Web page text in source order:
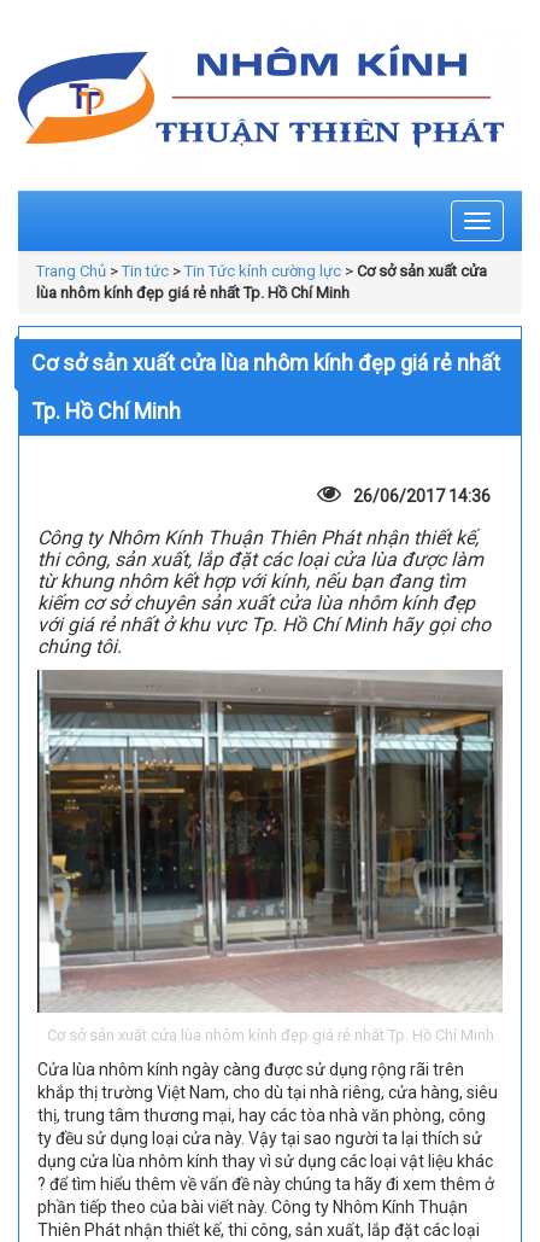
Toggle
Trang Chủ > Tin tức > Tin Tức kính cường lực > Cơ sở sản xuất cửa
lùa nhôm kính đẹp giá rẻ nhất Tp. Hồ Chí Minh
Cơ sở sản xuất cửa lùa nhôm kính đẹp giá rẻ nhất
Tp. Hồ Chí Minh
26/06/2017 14:36
Công ty Nhôm Kính Thuận Thiên Phát nhận thiết kế,
thi công, sản xuất, lắp đặt các loại cửa lùa được làm
từ khung nhôm kết hợp với kính, nếu bạn đang tìm
kiếm cơ sở chuyên sản xuất cửa lùa nhôm kính đẹp
với giá rẻ nhất ở khu vực Tp. Hồ Chí Minh hãy gọi cho
chúng tôi.
Cơ sở sản xuất cửa lùa nhôm kính đẹp giá rẻ nhất Tp. Hồ Chí Minh
Cửa lùa nhôm kính ngày càng được sử dụng rộng rãi trên
khắp thị trường Việt Nam, cho dù tại nhà riêng, cửa hàng, siêu
thị, trung tâm thương mại, hay các tòa nhà văn phòng, công
ty đều sử dụng loại cửa này. Vậy tại sao người ta lại thích sử
dụng cửa lùa nhôm kính thay vì sử dụng các loại vật liệu khác
? để tìm hiểu thêm về vấn đề này chúng ta hãy đi xem thêm ở
phần tiếp theo của bài viết này. Công ty Nhôm Kính Thuận
Thiên Phát nhận thiết kế, thi công, sản xuất, lắp đặt các loại